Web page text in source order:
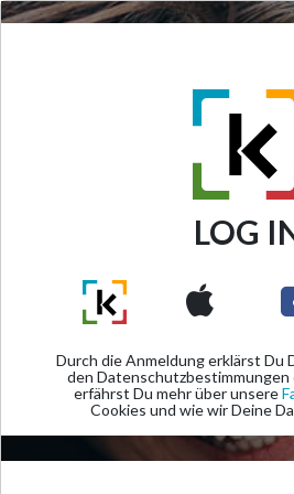
Previous
LOG
Durch die Anmeldung erklärst Du
den
erfährst Du mehr über unsere
Cookies und wie wir Deine